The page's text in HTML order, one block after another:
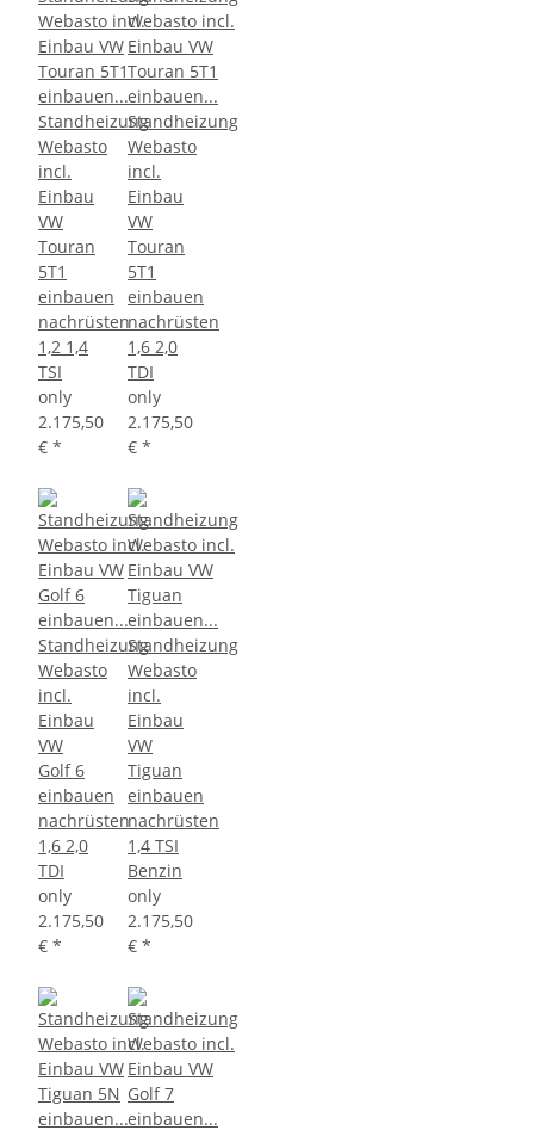
Standheizung
Webasto
incl.
Einbau
VW
Touran
5T1
einbauen
nachrüsten
1,2 1,4
TSI
only
2.175,50
€ *
Standheizung
Webasto
incl.
Einbau
VW
Touran
5T1
einbauen
nachrüsten
1,6 2,0
TDI
only
2.175,50
€ *
Standheizung
Webasto
incl.
Einbau
VW
Golf 6
einbauen
nachrüsten
1,6 2,0
TDI
only
2.175,50
€ *
Standheizung
Webasto
incl.
Einbau
VW
Tiguan
einbauen
nachrüsten
1,4 TSI
Benzin
only
2.175,50
€ *